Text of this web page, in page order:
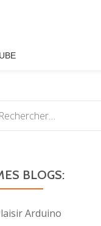
BLOGS:
Arduino